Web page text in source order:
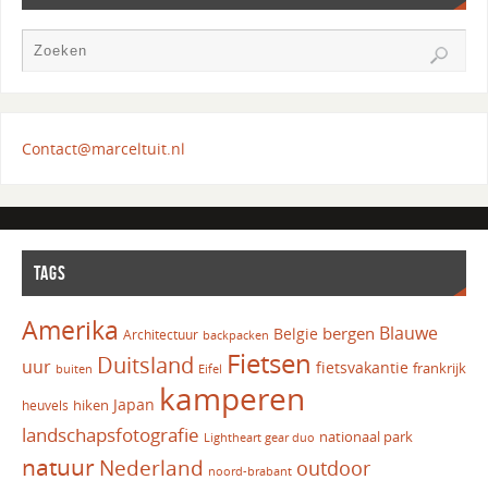
Contact@marceltuit.nl
TAGS
Amerika Architectuur backpacken Belgie bergen Blauwe
uur buiten Duitsland Eifel Fietsen fietsvakantie frankrijk
heuvels hiken Japan kamperen
landschapsfotografie Lightheart gear duo nationaal park
natuur Nederland noord-brabant outdoor